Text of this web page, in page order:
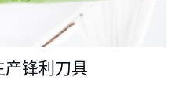
锋利刀具